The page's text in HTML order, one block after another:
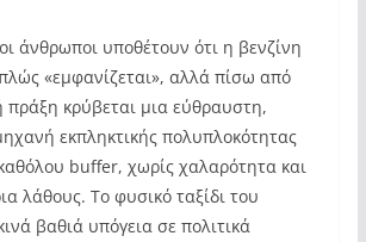
άνθρωποι υποθέτουν ότι η βενζίνη
«εμφανίζεται», αλλά πίσω από
κρύβεται μια εύθραυστη,
εκπληκτικής πολυπλοκότητας
buffer, χωρίς χαλαρότητα και
λάθους. Το φυσικό ταξίδι του
βαθιά υπόγεια σε πολιτικά